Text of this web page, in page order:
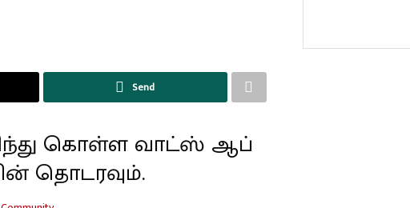
Send
கொள்ள வாட்ஸ் ஆப்
தொடரவும்.